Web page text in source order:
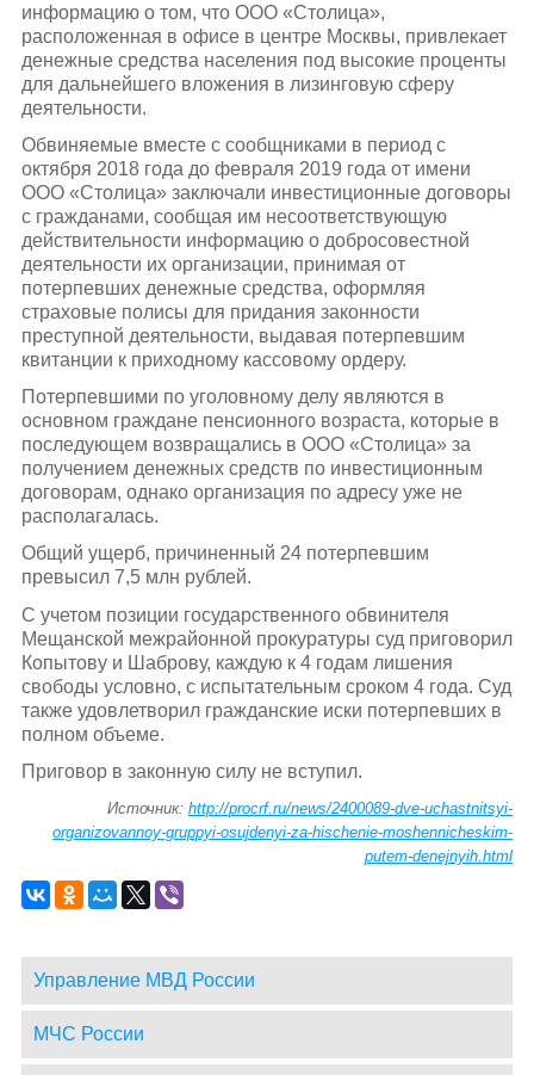
информацию о том, что ООО «Столица»,
расположенная в офисе в центре Москвы, привлекает
денежные средства населения под высокие проценты
для дальнейшего вложения в лизинговую сферу
деятельности.
Обвиняемые вместе с сообщниками в период с
октября 2018 года до февраля 2019 года от имени
ООО «Столица» заключали инвестиционные договоры
с гражданами, сообщая им несоответствующую
действительности информацию о добросовестной
деятельности их организации, принимая от
потерпевших денежные средства, оформляя
страховые полисы для придания законности
преступной деятельности, выдавая потерпевшим
квитанции к приходному кассовому ордеру.
Потерпевшими по уголовному делу являются в
основном граждане пенсионного возраста, которые в
последующем возвращались в ООО «Столица» за
получением денежных средств по инвестиционным
договорам, однако организация по адресу уже не
располагалась.
Общий ущерб, причиненный 24 потерпевшим
превысил 7,5 млн рублей.
С учетом позиции государственного обвинителя
Мещанской межрайонной прокуратуры суд приговорил
Копытову и Шаброву, каждую к 4 годам лишения
свободы условно, с испытательным сроком 4 года. Суд
также удовлетворил гражданские иски потерпевших в
полном объеме.
Приговор в законную силу не вступил.
Источник:http://procrf.ru/news/2400089-dve-uchastnitsyi-
organizovannoy-gruppyi-osujdenyi-za-hischenie-moshennicheskim-
putem-denejnyih.html
Управление МВД России
МЧС России